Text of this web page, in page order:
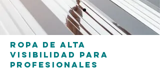
Ropa de Alta
Visibilidad para
Profesionales